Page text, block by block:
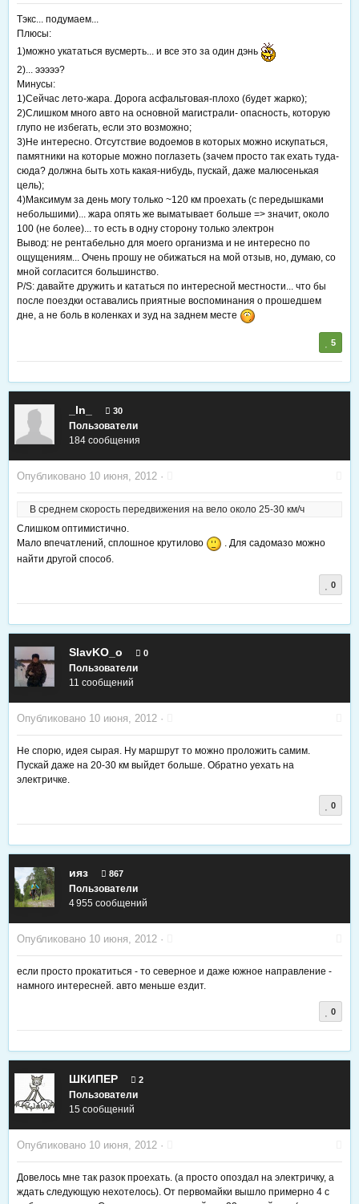
Тэкс... подумаем...
Плюсы:
1)можно укататься вусмерть... и все это за один дэнь
2)... эээээ?
Минусы:
1)Сейчас лето-жара. Дорога асфальтовая-плохо (будет жарко);
2)Слишком много авто на основной магистрали- опасность, которую
глупо не избегать, если это возможно;
3)Не интересно. Отсутствие водоемов в которых можно искупаться,
памятники на которые можно поглазеть (зачем просто так ехать туда-
сюда? должна быть хоть какая-нибудь, пускай, даже малюсенькая
цель);
4)Максимум за день могу только ~120 км проехать (с передышками
небольшими)... жара опять же выматывает больше => значит, около
100 (не более)... то есть в одну сторону только электрон
Вывод: не рентабельно для моего организма и не интересно по
ощущениям... Очень прошу не обижаться на мой отзыв, но, думаю, со
мной согласится большинство.
P/S: давайте дружить и кататься по интересной местности... что бы
после поездки оставались приятные воспоминания о прошедшем
дне, а не боль в коленках и зуд на заднем месте
5
_ln_ 30
Пользователи
184 сообщения
Опубликовано 10 июня, 2012 ·
В среднем скорость передвижения на вело около 25-30 км/ч
Слишком оптимистично.
Мало впечатлений, сплошное крутилово
. Для садомазо можно
найти другой способ.
0
SlavKO_o 0
Пользователи
11 сообщений
Опубликовано 10 июня, 2012 ·
Не спорю, идея сырая. Ну маршрут то можно проложить самим.
Пускай даже на 20-30 км выйдет больше. Обратно уехать на
электричке.
0
ияз 867
Пользователи
4 955 сообщений
Опубликовано 10 июня, 2012 ·
если просто прокатиться - то северное и даже южное направление -
намного интересней. авто меньше ездит.
0
ШКИПЕР 2
Пользователи
15 сообщений
Опубликовано 10 июня, 2012 ·
Довелось мне так разок проехать. (а просто опоздал на электричку, а
ждать следующую нехотелось). От первомайки вышло примерно 4 с